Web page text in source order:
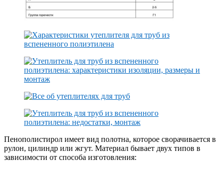
Пенополистирол имеет вид полотна, которое сворачивается в
рулон, цилиндр или жгут. Материал бывает двух типов в
зависимости от способа изготовления: